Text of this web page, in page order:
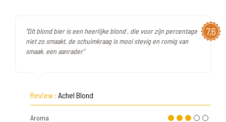
7,6
"DIt blond bier is een heerlijke blond , die voor zijn percentage
niet zo smaakt. de schuimkraag is mooi stevig en romig van
smaak. een aanrader"
Review : Achel Blond
Aroma